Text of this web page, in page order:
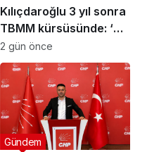
Kılıçdaroğlu 3 yıl sonra
TBMM kürsüsünde: ‘Biz
çalıp çırpmayı bilmeyiz’
2 gün önce
Gündem